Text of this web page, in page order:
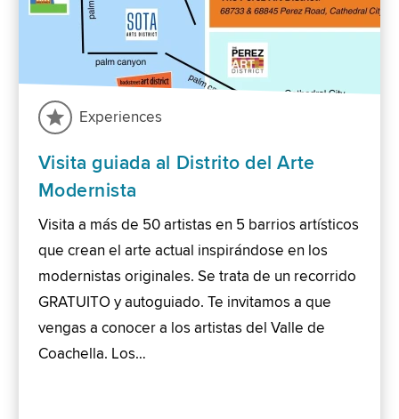
Experiences
Visita guiada al Distrito del Arte
Modernista
Visita a más de 50 artistas en 5 barrios artísticos
que crean el arte actual inspirándose en los
modernistas originales. Se trata de un recorrido
GRATUITO y autoguiado. Te invitamos a que
vengas a conocer a los artistas del Valle de
Coachella. Los…